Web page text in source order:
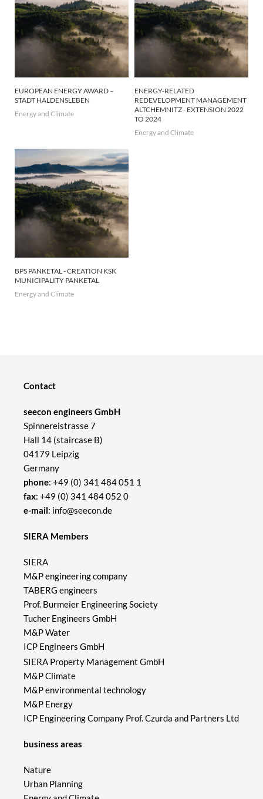
EUROPEAN ENERGY AWARD –
STADT HALDENSLEBEN
Energy and Climate
ENERGY-RELATED
REDEVELOPMENT MANAGEMENT
ALTCHEMNITZ - EXTENSION 2022
TO 2024
Energy and Climate
BPS PANKETAL - CREATION KSK
MUNICIPALITY PANKETAL
Energy and Climate
business areas
Nature
Urban Planning
SIERA Members
SIERA
M&P engineering company
TABERG engineers
Prof. Burmeier Engineering Society
Tucher Engineers GmbH
M&P Water
ICP Engineers GmbH
SIERA Property Management GmbH
M&P Climate
M&P environmental technology
M&P Energy
ICP Engineering Company Prof. Czurda and Partners Ltd
Contact
seecon engineers GmbH
Spinnereistrasse 7
Hall 14 (staircase B)
04179 Leipzig
Germany
phone: +49 (0) 341 484 051 1
fax: +49 (0) 341 484 052 0
e-mail: info@seecon.de